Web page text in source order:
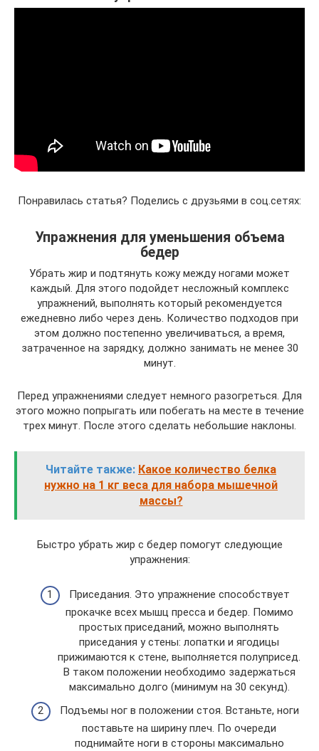
Понравилась статья? Поделись с друзьями в соц.сетях:
Упражнения для уменьшения объема
бедер
Убрать жир и подтянуть кожу между ногами может
каждый. Для этого подойдет несложный комплекс
упражнений, выполнять который рекомендуется
ежедневно либо через день. Количество подходов при
этом должно постепенно увеличиваться, а время,
затраченное на зарядку, должно занимать не менее 30
минут.
Перед упражнениями следует немного разогреться. Для
этого можно попрыгать или побегать на месте в течение
трех минут. После этого сделать небольшие наклоны.
Читайте также: Какое количество белка
нужно на 1 кг веса для набора мышечной
массы?
Быстро убрать жир с бедер помогут следующие
упражнения:
Приседания. Это упражнение способствует
прокачке всех мышц пресса и бедер. Помимо
простых приседаний, можно выполнять
приседания у стены: лопатки и ягодицы
прижимаются к стене, выполняется полуприсед.
В таком положении необходимо задержаться
максимально долго (минимум на 30 секунд).
Подъемы ног в положении стоя. Встаньте, ноги
поставьте на ширину плеч. По очереди
поднимайте ноги в стороны максимально